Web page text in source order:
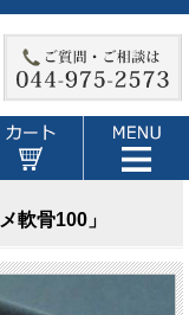
軟骨100」